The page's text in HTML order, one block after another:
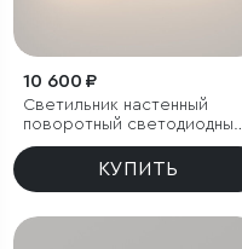
10 600 ₽
Cветильник настенный
поворотный светодиодный
Luar 900 латунь 4000K
КУПИТЬ